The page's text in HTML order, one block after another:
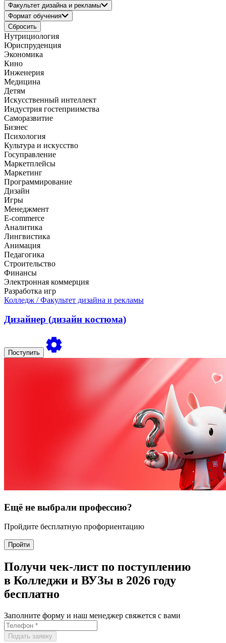
Факультет дизайна и рекламы
Формат обучения
Сбросить
Нутрициология
Юриспруденция
Экономика
Кино
Инженерия
Медицина
Детям
Искусственный интеллект
Индустрия гостеприимства
Саморазвитие
Бизнес
Психология
Культура и искусство
Госуправление
Маркетплейсы
Маркетинг
Программирование
Дизайн
Игры
Менеджмент
E-commerce
Аналитика
Лингвистика
Анимация
Педагогика
Строительство
Финансы
Электронная коммерция
Разработка игр
Колледж / Факультет дизайна и рекламы
Дизайнер (дизайн костюма)
Поступить
Ещё не выбрали профессию?
Пройдите бесплатную профориентацию
Пройти
Получи чек-лист по поступлению
в Колледжи и ВУЗы в 2026 году
бесплатно
Заполните форму и наш менеджер свяжется с вами
Подать заявку